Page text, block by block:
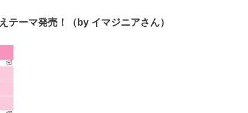
テーマ発売！（by イマジニアさん）